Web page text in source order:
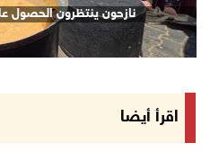
07/آب/2026 02:29 م
الرئاسة تدين الهجمات الصاروخية
مستعمرون ينفذون جولات
نازحون ينتظرون
اقرأ أيضا